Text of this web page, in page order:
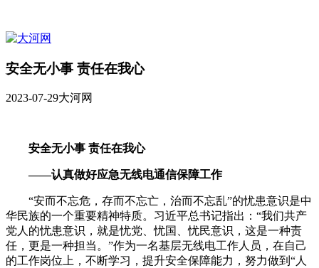
安全无小事 责任在我心
2023-07-29大河网
安全无小事 责任在我心
——认真做好应急无线电通信保障工作
“安而不忘危，存而不忘亡，治而不忘乱”的忧患意识是中
华民族的一个重要精神特质。习近平总书记指出：“我们共产
党人的忧患意识，就是忧党、忧国、忧民意识，这是一种责
任，更是一种担当。”作为一名基层无线电工作人员，在自己
的工作岗位上，不断学习，提升安全保障能力，努力做到“人